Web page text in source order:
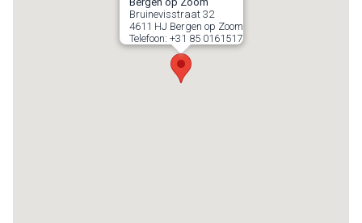
Bruinevisstraat 32
4611 HJ Bergen op Zoom
Telefoon: +31 85 0161517